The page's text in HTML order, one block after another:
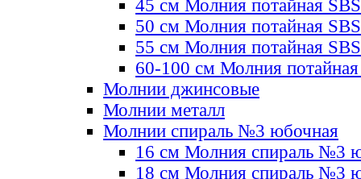
45 см Молния потайная SBS
50 см Молния потайная SBS
55 см Молния потайная SBS
60-100 см Молния
Молнии джинсовые
Молнии металл
Молнии спираль №3 юбочная
16 см Молния спираль №3
18 см Молния спираль №3